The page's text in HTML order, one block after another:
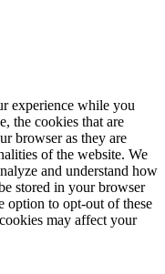
experience while you
the cookies that are
browser as they are
of the website. We
and understand how
stored in your browser
option to opt-out of these
may affect your